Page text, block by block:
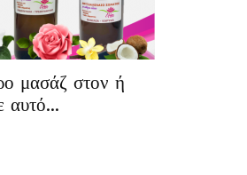
μασάζ στον ή
αυτό...